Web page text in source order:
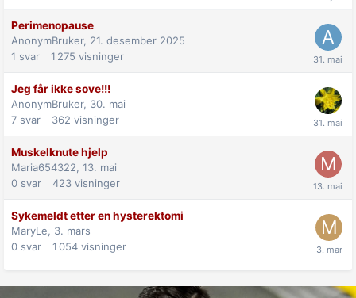
Perimenopause
AnonymBruker, 21. desember 2025
1 svar 1 275 visninger
Jeg får ikke sove!!!
AnonymBruker, 30. mai
7 svar 362 visninger
Muskelknute hjelp
Maria654322, 13. mai
0 svar 423 visninger
Sykemeldt etter en hysterektomi
MaryLe, 3. mars
0 svar 1 054 visninger